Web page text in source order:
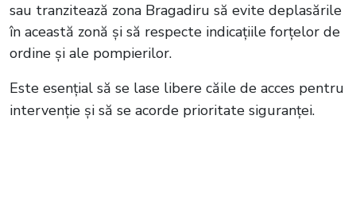
sau tranzitează zona Bragadiru să evite deplasările
în această zonă și să respecte indicațiile forțelor de
ordine și ale pompierilor.
Este esențial să se lase libere căile de acces pentru
intervenție și să se acorde prioritate siguranței.